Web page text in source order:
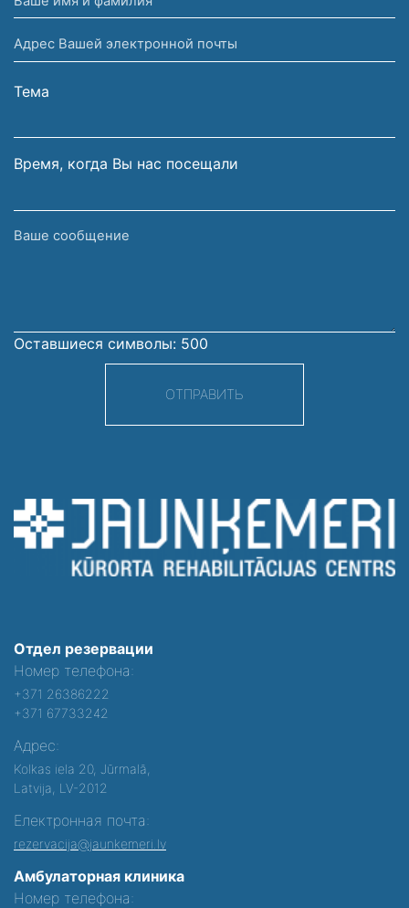
имя
и
фамилия
Адрес
Вашей
электронной
Тема
Время, когда Вы нас посещали
Ваше
Оставшиеся символы: 500
ОТПРАВИТЬ
Отдел резервации
Номер телефона:
+371 26386222
+371 67733242
Адрес:
Kolkas iela 20, Jūrmalā,
Latvija, LV-2012
Електронная почта:
rezervacija@jaunkemeri.lv
Амбулаторная клиника
Номер телефона: